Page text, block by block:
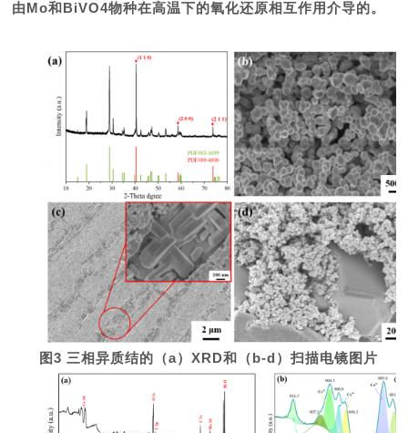
由Mo和BiVO4物种在高温下的氧化还原相互作用介导的。
图3 三相异质结的（a）XRD和（b-d）扫描电镜图片